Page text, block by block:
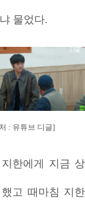
물었다.
: 유튜브 디글]
한에게 지금 상
고 때마침 지한